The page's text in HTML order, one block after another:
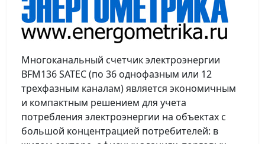
Многоканальный счетчик электроэнергии
BFM136 SATEC (по 36 однофазным или 12
трехфазным каналам) является экономичным
и компактным решением для учета
потребления электроэнергии на объектах с
большой концентрацией потребителей: в